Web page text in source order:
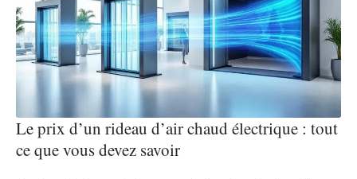
Le prix d’un rideau d’air chaud électrique : tout
ce que vous devez savoir